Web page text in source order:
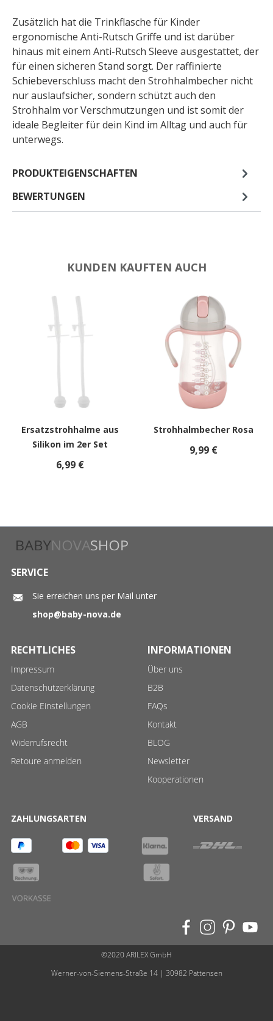
Zusätzlich hat die Trinkflasche für Kinder
ergonomische Anti-Rutsch Griffe und ist darüber
hinaus mit einem Anti-Rutsch Sleeve ausgestattet, der
für einen sicheren Stand sorgt. Der raffinierte
Schiebeverschluss macht den Strohhalmbecher nicht
nur auslaufsicher, sondern schützt auch den
Strohhalm vor Verschmutzungen und ist somit der
ideale Begleiter für dein Kind im Alltag und auch für
unterwegs.
PRODUKTEIGENSCHAFTEN
BEWERTUNGEN
KUNDEN KAUFTEN AUCH
Ersatzstrohhalme aus
Silikon im 2er Set
6,99 €
Strohhalmbecher Rosa
9,99 €
SERVICE
Sie erreichen uns per Mail unter
shop@baby-nova.de
RECHTLICHES
Impressum
Datenschutzerklärung
Cookie Einstellungen
AGB
Widerrufsrecht
Retoure anmelden
INFORMATIONEN
Über uns
B2B
FAQs
Kontakt
BLOG
Newsletter
Kooperationen
ZAHLUNGSARTEN VERSAND
©2020 ARILEX GmbH
Werner-von-Siemens-Straße 14 | 30982 Pattensen